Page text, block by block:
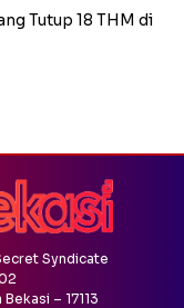
Tutup 18 THM di
Syndicate
– 17113